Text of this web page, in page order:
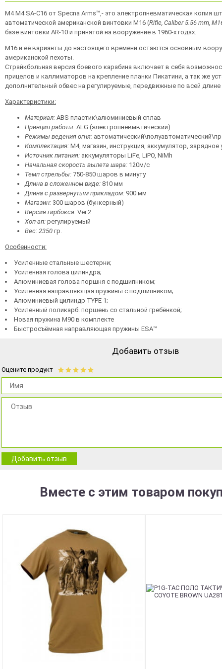
M4 М4 SA-C16 от Specna Arms™,- это электропневматическая копия
автоматической американской винтовки М16 (Rifle, Caliber 5.56 mm,
базе винтовки AR-10 и принятой на вооружение в 1960-х годах.
M16 и её варианты до настоящего времени остаются основным
американской пехоты.
Страйкбольная версия боевого карабина включает в себя
прицелов и каллиматоров на крепление планки Пикатини, а так же
дополнительный обвес на регулируемые, передвижные по всей длине
Характеристики:
Материал: ABS пластик\алюминиевый сплав
Принцип работы: AEG (электропневмвтический)
Режимы ведения огня:
Комплектация: M4, магазин, инструкция, аккумулятор, зарядное
Источник питания: аккумуляторы LiFe, LiPO, NiMh
Начальная скорость вылета шара: 120м/с
Темп стрельбы: 750-850 шаров в минуту
Длина в сложенном виде: 810 мм
Длина с развернутым прикладом: 900 мм
Магазин: 300 шаров (бункерный)
Версия гирбокса: Ver.2
Хоп-ап: регулируемый
Вес: 2350 гр.
Особенности:
Усиленные стальные шестерни;
Усиленная голова цилиндра;
Алюминиевая голова поршня с подшипником;
Усиленная направляющая пружины с подшипником;
Алюминиевый цилиндр TYPE 1;
Усиленный поликарб. поршень со стальной гребёнкой;
Новая пружина М90 в комплекте
Быстросъёмная направляющая пружины ESA™
Добавить отзыв
Оцените продукт
Добавить отзыв
Вместе с этим товаром